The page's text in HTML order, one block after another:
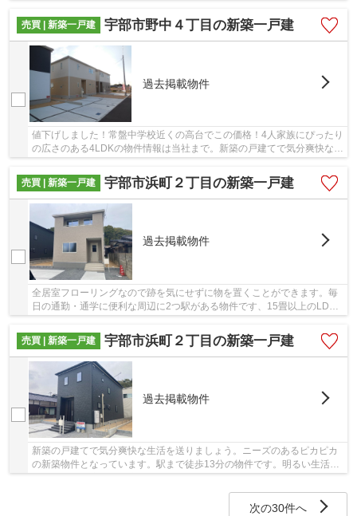
売買 | 新築一戸建
宇部市野中４丁目の新築一戸建
過去掲載物件
値下げしました！常盤中学校近くの高台でこの価格！4人家族にぴったり
の広さのある4LDKの物件情報は当社まで。新築の戸建てで気分爽快な生
売買 | 新築一戸建
宇部市浜町２丁目の新築一戸建
過去掲載物件
全居室フローリングなので跡を気にせずに物を置くことができます。毎
日の通勤・通学に便利な周辺に2つ駅がある物件です、15畳以上のLDK
売買 | 新築一戸建
宇部市浜町２丁目の新築一戸建
過去掲載物件
新築の戸建てで気分爽快な生活を送りましょう。ニーズのあるピカピカ
の新築物件となっています。駅まで徒歩13分の物件です。明るい生活を
次の30件へ